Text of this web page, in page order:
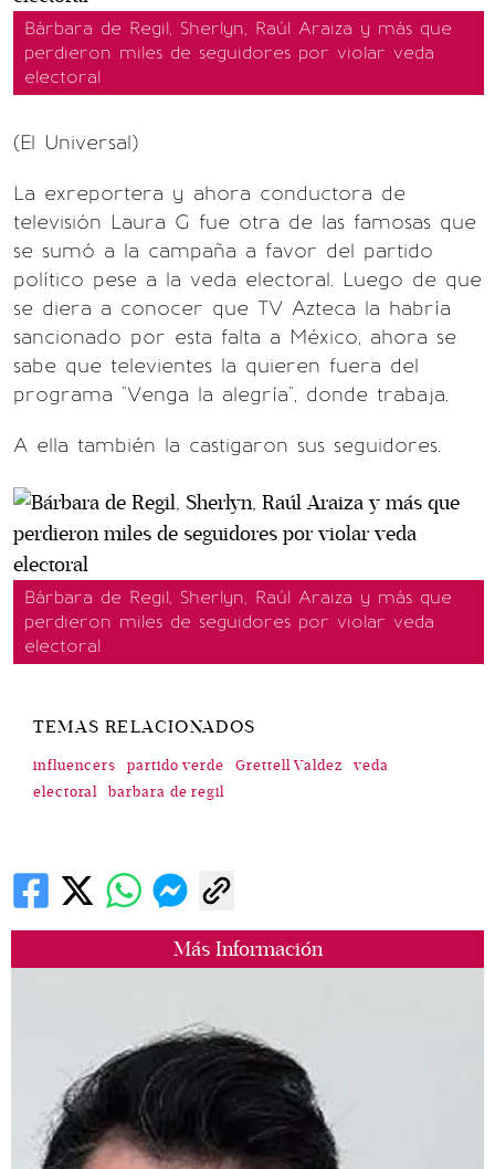
Más Información
Bárbara de Regil, Sherlyn, Raúl Araiza y más que
perdieron miles de seguidores por violar veda
electoral
(El Universal)
La exreportera y ahora conductora de
televisión Laura G fue otra de las famosas que
se sumó a la campaña a favor del partido
político pese a la veda electoral. Luego de que
se diera a conocer que TV Azteca la habría
sancionado por esta falta a México, ahora se
sabe que televientes la quieren fuera del
programa "Venga la alegría", donde trabaja.
A ella también la castigaron sus seguidores.
Bárbara de Regil, Sherlyn, Raúl Araiza y más que
perdieron miles de seguidores por violar veda
electoral
TEMAS RELACIONADOS
influencers partido verde Grettell Valdez
veda
electoral
barbara de regil